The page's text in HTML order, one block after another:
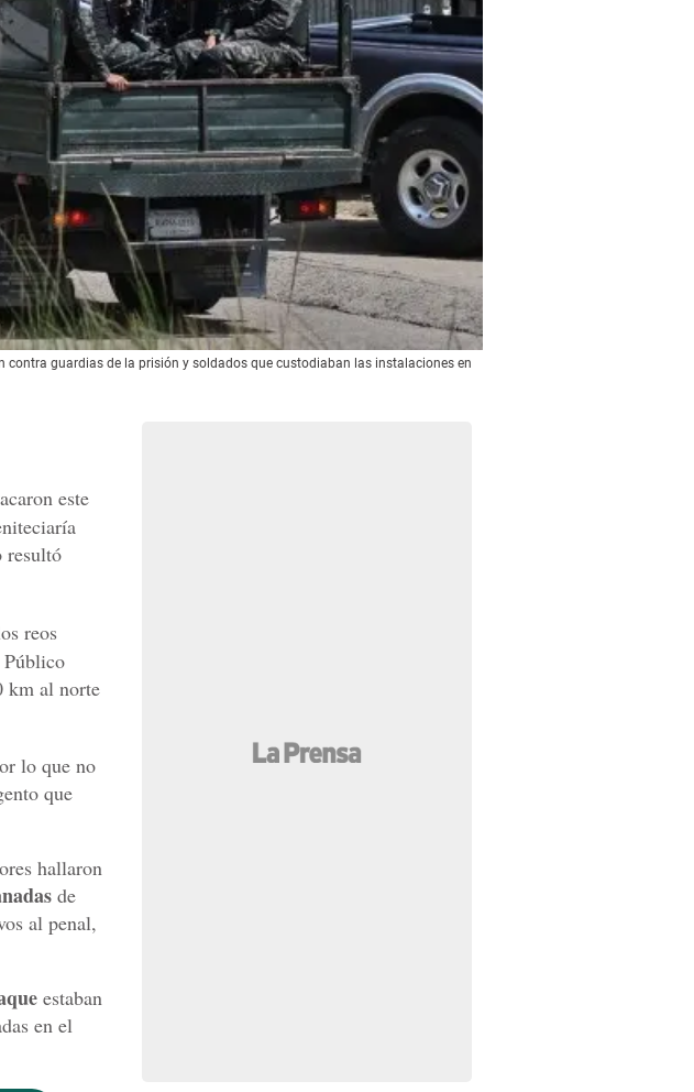
guardias de la prisión y soldados que custodiaban las instalaciones en
este
resultó
reos
km al norte
lo que no
que
hallaron
de
al penal,
estaban
en el